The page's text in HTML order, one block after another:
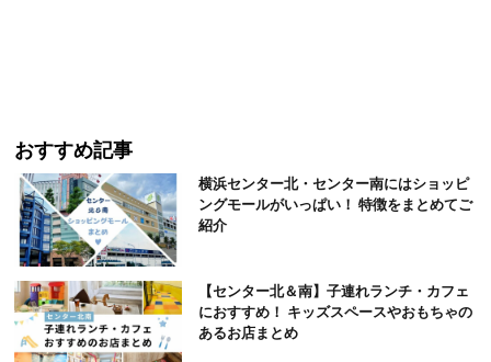
おすすめ記事
横浜センター北・センター南にはショッピ
ングモールがいっぱい！ 特徴をまとめてご
紹介
【センター北＆南】子連れランチ・カフェ
におすすめ！ キッズスペースやおもちゃの
あるお店まとめ